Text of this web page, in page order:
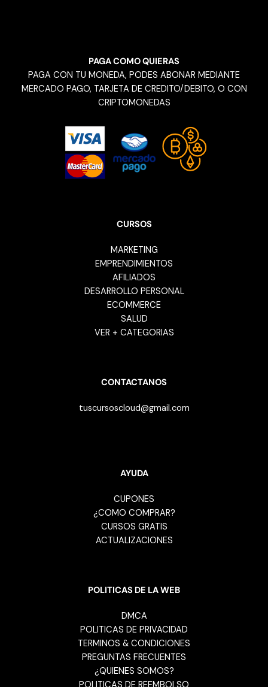
PAGA COMO QUIERAS
PAGA CON TU MONEDA, PODES ABONAR MEDIANTE
MERCADO PAGO, TARJETA DE CREDITO/DEBITO, O CON
CRIPTOMONEDAS
CURSOS
MARKETING
EMPRENDIMIENTOS
AFILIADOS
DESARROLLO PERSONAL
ECOMMERCE
SALUD
VER + CATEGORIAS
CONTACTANOS
tuscursoscloud@gmail.com
AYUDA
CUPONES
¿COMO COMPRAR?
CURSOS GRATIS
ACTUALIZACIONES
POLITICAS DE LA WEB
DMCA
POLITICAS DE PRIVACIDAD
TERMINOS & CONDICIONES
PREGUNTAS FRECUENTES
¿QUIENES SOMOS?